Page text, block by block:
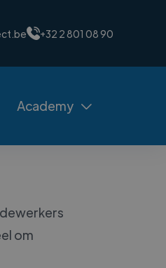
+32 2 801 08 90
Academy 
om